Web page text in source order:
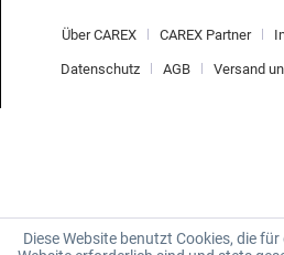
Über CAREX CAREX Partner
Datenschutz AGB Versand
Diese Website benutzt Cookies, die